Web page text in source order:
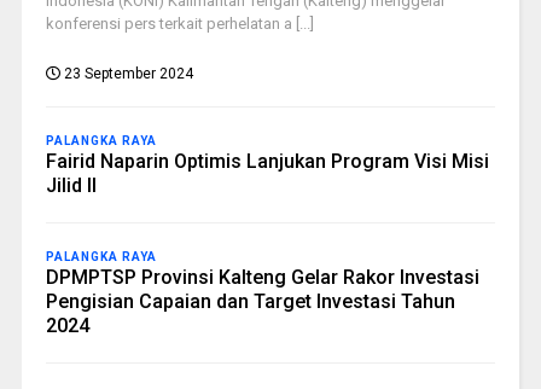
konferensi pers terkait perhelatan a [...]
23 September 2024
PALANGKA RAYA
Fairid Naparin Optimis Lanjukan Program Visi Misi
Jilid II
PALANGKA RAYA
DPMPTSP Provinsi Kalteng Gelar Rakor Investasi
Pengisian Capaian dan Target Investasi Tahun
2024